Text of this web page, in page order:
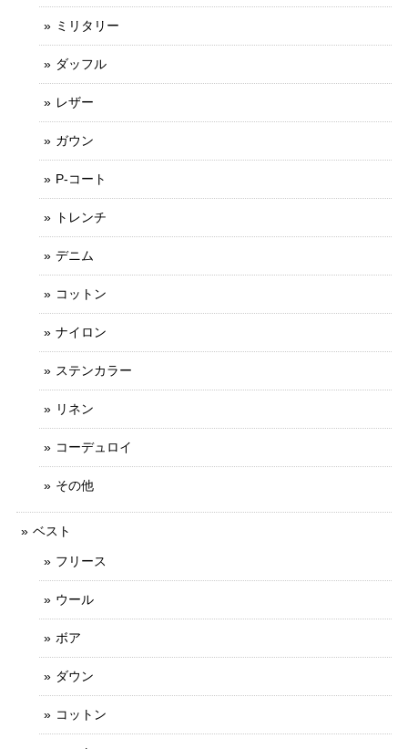
ミリタリー
ダッフル
レザー
ガウン
P-コート
トレンチ
デニム
コットン
ナイロン
ステンカラー
リネン
コーデュロイ
その他
ベスト
フリース
ウール
ボア
ダウン
コットン